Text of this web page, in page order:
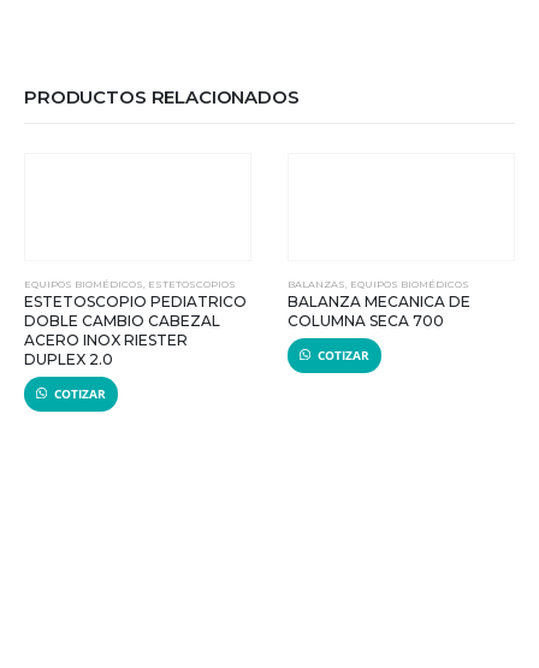
PRODUCTOS RELACIONADOS
EQUIPOS BIOMÉDICOS ESTETOSCOPIOS
ESTETOSCOPIO PEDIATRICO
DOBLE CAMBIO CABEZAL
ACERO INOX RIESTER
DUPLEX 2.0
COTIZAR
BALANZAS EQUIPOS BIOMÉDICOS
BALANZA MECANICA DE
COLUMNA SECA 700
COTIZAR